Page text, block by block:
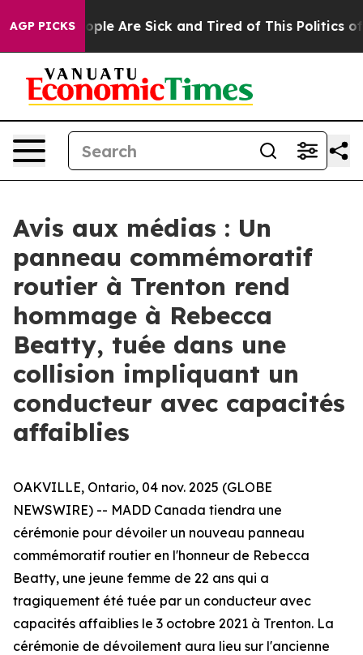
AGP PICKS“People Are Sick and Tired of This Politics of
Avis aux médias : Un
panneau commémoratif
routier à Trenton rend
hommage à Rebecca
Beatty, tuée dans une
collision impliquant un
conducteur avec capacités
affaiblies
OAKVILLE, Ontario, 04 nov. 2025 (GLOBE
NEWSWIRE) -- MADD Canada tiendra une
cérémonie pour dévoiler un nouveau panneau
commémoratif routier en l'honneur de Rebecca
Beatty, une jeune femme de 22 ans qui a
tragiquement été tuée par un conducteur avec
capacités affaiblies le 3 octobre 2021 à Trenton. La
cérémonie de dévoilement aura lieu sur l'ancienne